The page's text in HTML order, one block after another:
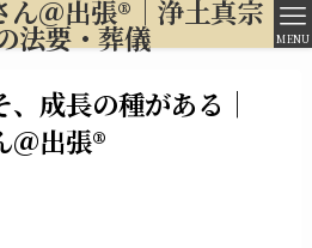
ん＠出張®︎｜浄土真宗
法要・葬儀 MENU
成長の種がある｜
＠出張®︎